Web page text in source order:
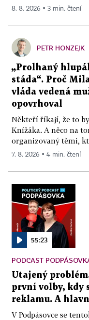
8. 8. 2026 ▪ 3 min. čtení
PETR HONZEJK
„Prolhaný
stáda“. Proč
vláda vedená
opovrhoval
Někteří říkají, že to
Knížáka. A něco na
organizovaný těmi,
7. 8. 2026 ▪ 4 min. čtení
55:23
PODCAST
Utajený
první volby,
reklamu. A
V Podpásovce se